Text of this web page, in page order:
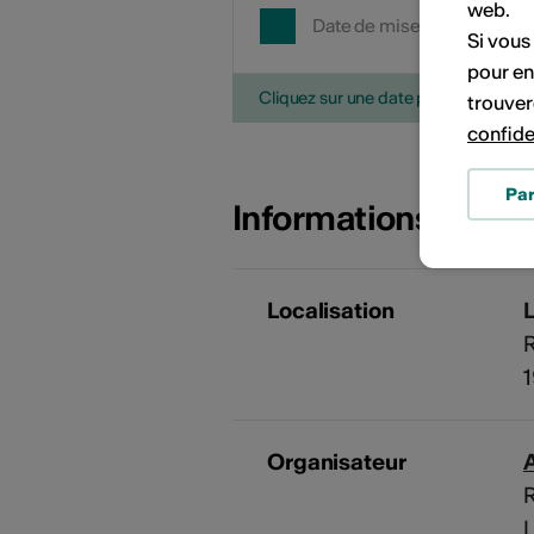
Date de mise en œuvre
Cliquez sur une date pour ajouter
Informations sur
Localisation
Organisateur
web.
Si
pour